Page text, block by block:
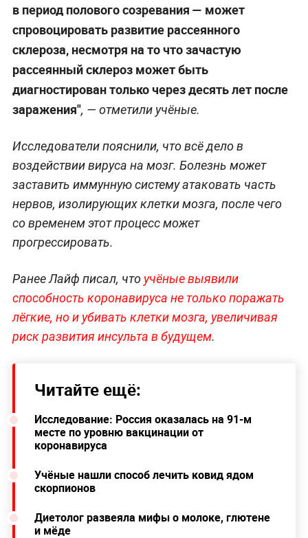
в период полового созревания — может
спровоцировать развитие рассеянного
склероза, несмотря на то что зачастую
рассеянный склероз может быть
диагностирован только через десять лет после
заражения", — отметили учёные.
Исследователи пояснили, что всё дело в
воздействии вируса на мозг. Болезнь может
заставить иммунную систему атаковать часть
нервов, изолирующих клетки мозга, после чего
со временем этот процесс может
прогрессировать.
Ранее Лайф писал, что учёные выявили
способность коронавируса не только поражать
лёгкие, но и убивать клетки мозга, увеличивая
риск развития инсульта в будущем.
Читайте ещё:
Исследование: Россия оказалась на 91-м
месте по уровню вакцинации от
коронавируса
Учёные нашли способ лечить ковид ядом
скорпионов
Диетолог развеяла мифы о молоке, глютене
и мёде